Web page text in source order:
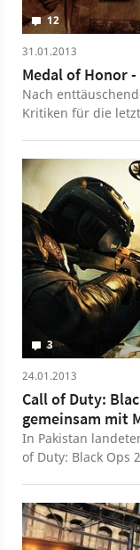
12
31.01.2013
Medal of Honor
Nach
Kritiken für die
3
24.01.2013
Call of Duty:
gemeinsam mit
In Pakistan
of Duty: Black Ops
Licht dargestellt.